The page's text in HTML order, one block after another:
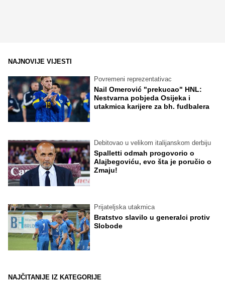
NAJNOVIJE VIJESTI
Povremeni reprezentativac
Nail Omerović "prekucao" HNL:
Nestvarna pobjeda Osijeka i
utakmica karijere za bh. fudbalera
Debitovao u velikom italijanskom derbiju
Spalletti odmah progovorio o
Alajbegoviću, evo šta je poručio o
Zmaju!
Prijateljska utakmica
Bratstvo slavilo u generalci protiv
Slobode
NAJČITANIJE IZ KATEGORIJE